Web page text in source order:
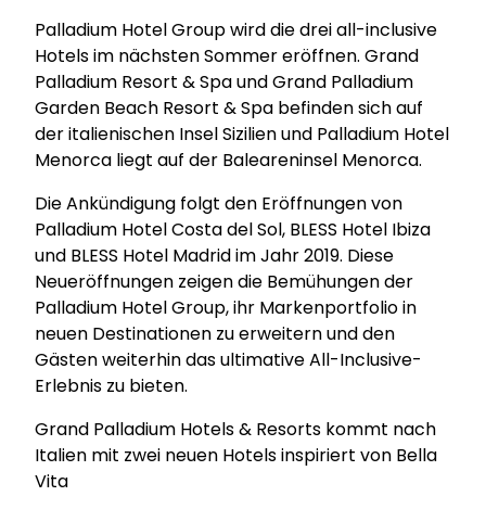
Palladium Hotel Group wird die drei all-inclusive
Hotels im nächsten Sommer eröffnen. Grand
Palladium Resort & Spa und Grand Palladium
Garden Beach Resort & Spa befinden sich auf
der italienischen Insel Sizilien und Palladium Hotel
Menorca liegt auf der Baleareninsel Menorca.
Die Ankündigung folgt den Eröffnungen von
Palladium Hotel Costa del Sol, BLESS Hotel Ibiza
und BLESS Hotel Madrid im Jahr 2019. Diese
Neueröffnungen zeigen die Bemühungen der
Palladium Hotel Group, ihr Markenportfolio in
neuen Destinationen zu erweitern und den
Gästen weiterhin das ultimative All-Inclusive-
Erlebnis zu bieten.
Grand Palladium Hotels & Resorts kommt nach
Italien mit zwei neuen Hotels inspiriert von Bella
Vita